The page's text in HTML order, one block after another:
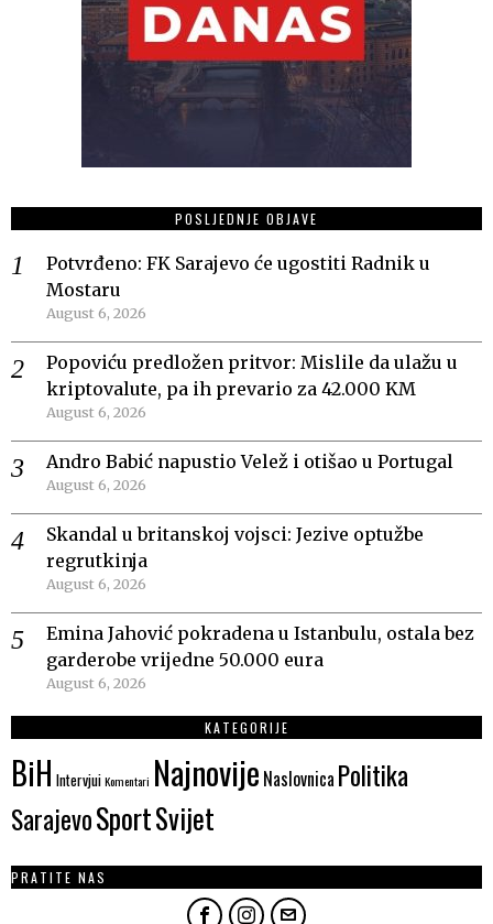
POSLJEDNJE OBJAVE
Potvrđeno: FK Sarajevo će ugostiti Radnik u
Mostaru
August 6, 2026
Popoviću predložen pritvor: Mislile da ulažu u
kriptovalute, pa ih prevario za 42.000 KM
August 6, 2026
Andro Babić napustio Velež i otišao u Portugal
August 6, 2026
Skandal u britanskoj vojsci: Jezive optužbe
regrutkinja
August 6, 2026
Emina Jahović pokradena u Istanbulu, ostala bez
garderobe vrijedne 50.000 eura
August 6, 2026
KATEGORIJE
BiH IntervjuiKomentari Najnovije Naslovnica Politika
SarajevoSportSvijet
PRATITE NAS